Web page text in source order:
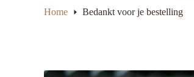
Home Bedankt voor je bestelling